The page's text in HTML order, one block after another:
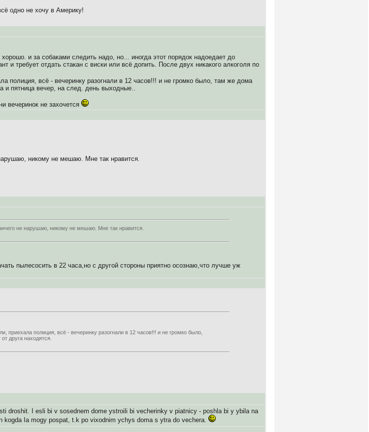
одно не хочу в Америку!
и за собаками следить надо, но... иногда этот порядок надоедает до
и требует отдать стакан с виски или всё допить. После двух никакого алкоголя по
полиция, всё - вечеринку разогнали в 12 часов!!! и не громко было, там же дома
и пятница вечер, на след. день выходные..
вечеринок не захочется
никому не мешаю. Мне так нравится.
не нарушаю, никому не мешаю. Мне так нравится.
пылесосить в 22 часа,но с другой стороны приятно осознаю,что лучше уж
приехала полиция, всё - вечеринку разогнали в 12 часов!!! и не громко было,
друга находятся.
droshit. I esli bi v sosednem dome ystroili bi vecherinky v piatnicy - poshla bi y ybila na
Ia mogy pospat, t.k po vixodnim ychys doma s ytra do vechera.